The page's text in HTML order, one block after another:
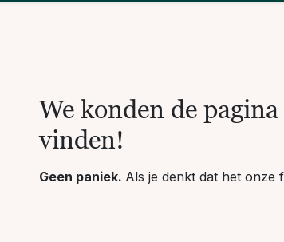
Fout 404
We konden de
vinden!
Geen paniek. Als je denkt dat het onze